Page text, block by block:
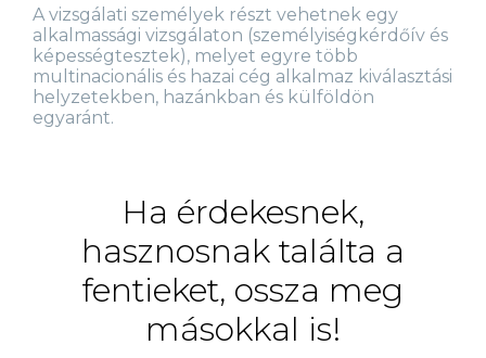
A vizsgálati személyek részt vehetnek egy
alkalmassági vizsgálaton (személyiségkérdőív és
képességtesztek), melyet egyre több
multinacionális és hazai cég alkalmaz kiválasztási
helyzetekben, hazánkban és külföldön
egyaránt.
Ha érdekesnek,
hasznosnak találta a
fentieket, ossza meg
másokkal is!